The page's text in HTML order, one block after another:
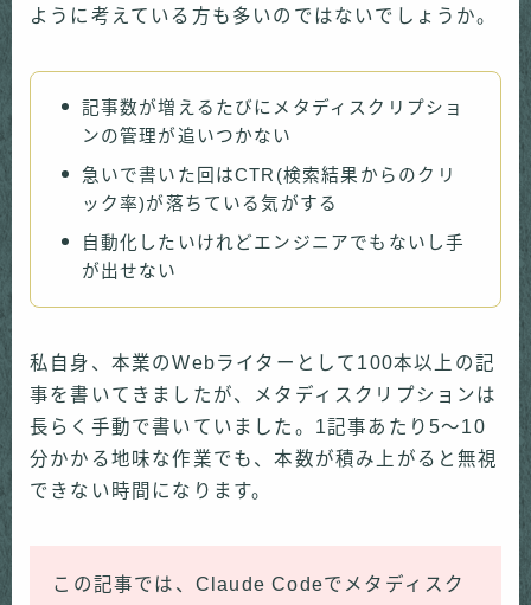
ように考えている方も多いのではないでしょうか。
記事数が増えるたびにメタディスクリプショ
ンの管理が追いつかない
急いで書いた回はCTR(検索結果からのクリ
ック率)が落ちている気がする
自動化したいけれどエンジニアでもないし手
が出せない
私自身、本業のWebライターとして100本以上の記
事を書いてきましたが、メタディスクリプションは
長らく手動で書いていました。1記事あたり5〜10
分かかる地味な作業でも、本数が積み上がると無視
できない時間になります。
この記事では、Claude Codeでメタディスク